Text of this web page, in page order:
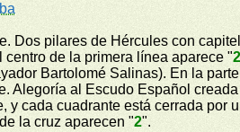
Dos pilares de Hércules con
de la primera línea aparece "
Bartolomé Salinas). En la
Alegoría al Escudo Español
y cada cuadrante está cerrada por
la cruz aparecen "2".